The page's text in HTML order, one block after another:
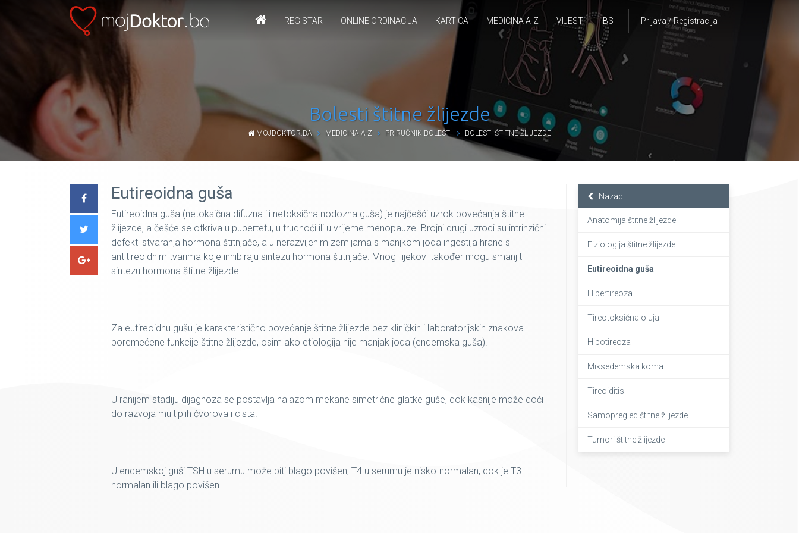
Prijava / Registracija
REGISTAR ONLINE ORDINACIJA KARTICA MEDICINA A-Z VIJESTI BS
Bolesti štitne žlijezde
MOJDOKTOR.BA MEDICINA A-Z PRIRUČNIK BOLESTI BOLESTI ŠTITNE ŽLIJEZDE
Eutireoidna guša
Eutireoidna guša (netoksična difuzna ili netoksična nodozna guša) je najčešći uzrok povećanja štitne
žlijezde, a češće se otkriva u pubertetu, u trudnoći ili u vrijeme menopauze. Brojni drugi uzroci su intrinzični
defekti stvaranja hormona štitnjače, a u nerazvijenim zemljama s manjkom joda ingestija hrane s
antitireoidnim tvarima koje inhibiraju sintezu hormona štitnjače. Mnogi lijekovi također mogu smanjiti
sintezu hormona štitne žlijezde.
Za eutireoidnu gušu je karakteristično povećanje štitne žlijezde bez kliničkih i laboratorijskih znakova
poremećene funkcije štitne žlijezde, osim ako etiologija nije manjak joda (endemska guša).
U ranijem stadiju dijagnoza se postavlja nalazom mekane simetrične glatke guše, dok kasnije može doći
do razvoja multiplih čvorova i cista.
U endemskoj guši TSH u serumu može biti blago povišen, T4 u serumu je nisko-normalan, dok je T3
normalan ili blago povišen.
Nazad
Anatomija štitne žlijezde
Fiziologija štitne žlijezde
Eutireoidna guša
Hipertireoza
Tireotoksična oluja
Hipotireoza
Miksedemska koma
Tireoiditis
Samopregled štitne žlijezde
Tumori štitne žlijezde